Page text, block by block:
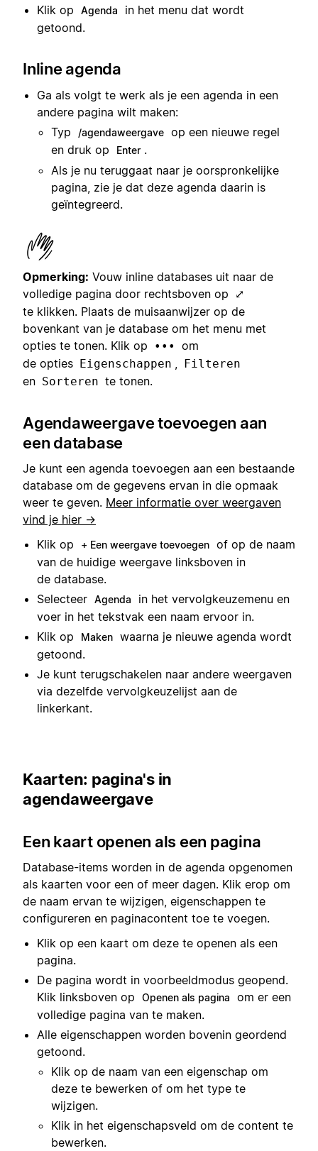
Klik op
Agenda
in het menu dat wordt
getoond.
Inline agenda
Ga als volgt te werk als je een agenda in een
andere pagina wilt maken:
Typ
/agendaweergave op een nieuwe regel
en druk op
Enter .
Als je nu teruggaat naar je oorspronkelijke
pagina, zie je dat deze agenda daarin is
geïntegreerd.
Opmerking: Vouw inline databases uit naar de
volledige pagina door rechtsboven op
⤢
te klikken. Plaats de muisaanwijzer op de
bovenkant van je database om het menu met
opties te tonen. Klik op
••• om
de opties Eigenschappen Filteren
en Sorteren te tonen.
Agendaweergave toevoegen aan
een database
Je kunt een agenda toevoegen aan een bestaande
database om de gegevens ervan in die opmaak
weer te geven. Meer informatie over weergaven
vind je hier →
Klik op
+ Een weergave toevoegen of op de naam
van de huidige weergave linksboven in
de database.
Selecteer Agenda
in het vervolgkeuzemenu en
voer in het tekstvak een naam ervoor in.
Klik op
Maken waarna je nieuwe agenda wordt
getoond.
Je kunt terugschakelen naar andere weergaven
via dezelfde vervolgkeuzelijst aan de
linkerkant.
Kaarten: pagina's in
agendaweergave
Een kaart openen als een pagina
Database-items worden in de agenda opgenomen
als kaarten voor een of meer dagen. Klik erop om
de naam ervan te wijzigen, eigenschappen te
configureren en paginacontent toe te voegen.
Klik op een kaart om deze te openen als een
pagina.
De pagina wordt in voorbeeldmodus geopend.
Klik linksboven op
Openen als pagina
om er een
volledige pagina van te maken.
Alle eigenschappen worden bovenin geordend
getoond.
Klik op de naam van een eigenschap om
deze te bewerken of om het type te
wijzigen.
Klik in het eigenschapsveld om de content te
bewerken.